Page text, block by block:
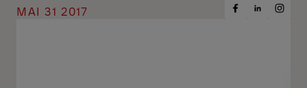
MAI 31 2017
ShareShareShare